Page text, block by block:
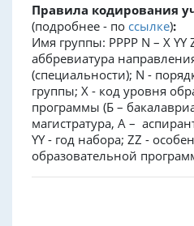
Правила кодирования
(подробнее - по ссылке):
Имя группы: PPPP N – X YY
аббревиатура
(специальности); N -
группы; X - код уровня
программы (Б –
магистратура, А –
YY - год набора; ZZ -
образовательной